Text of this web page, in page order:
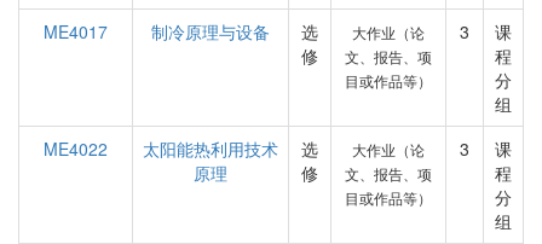
ME4017
制冷原理与设备
选
修
大作业（论
文、报告、项
目或作品等）
3
课
程
分
组
ME4022
太阳能热利用技术
原理
选
修
大作业（论
文、报告、项
目或作品等）
3
课
程
分
组